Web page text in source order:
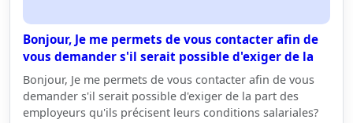
Bonjour, Je me permets de vous contacter afin de
vous demander s'il serait possible d'exiger de la
Bonjour, Je me permets de vous contacter afin de vous
demander s'il serait possible d'exiger de la part des
employeurs qu'ils précisent leurs conditions salariales?